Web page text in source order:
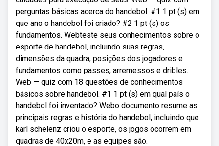
perguntas básicas acerca do handebol. #1 1 pt (s) em
que ano o handebol foi criado? #2 1 pt (s) os
fundamentos. Webteste seus conhecimentos sobre o
esporte de handebol, incluindo suas regras,
dimensões da quadra, posições dos jogadores e
fundamentos como passes, arremessos e dribles.
Web — quiz com 18 questões de conhecimentos
básicos sobre handebol. #1 1 pt (s) em qual país o
handebol foi inventado? Webo documento resume as
principais regras e história do handebol, incluindo que
karl schelenz criou o esporte, os jogos ocorrem em
quadras de 40x20m, e as equipes são.